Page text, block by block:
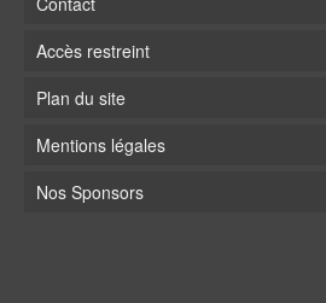
Accès restreint
Plan du site
Mentions légales
Nos Sponsors